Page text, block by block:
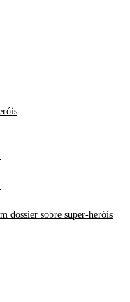
dossier sobre super-heróis